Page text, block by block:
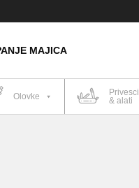
MAJICA
Olovke
Privesci
& alati